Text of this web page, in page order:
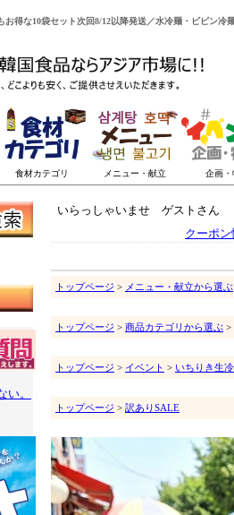
お得な10袋セット次回8/12以降発送／水冷麺・ビビン
い。
いらっしゃいませ ゲストさん
クーポン
トップページ > メニュー・献立から選ぶ
トップページ > 商品カテゴリから選ぶ >
トップページ > イベント > いちりき生
トップページ > 訳ありSALE